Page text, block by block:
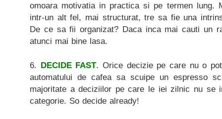
omoara motivatia in practica si pe termen lung.
intr-un alt fel, mai structurat, tre sa fie una
De ce sa fii organizat? Daca inca mai cauti un
atunci mai bine lasa.
6. DECIDE FAST. Orice decizie pe care nu o
automatului de cafea sa scuipe un espresso
majoritate a deciziilor pe care le iei zilnic nu se
categorie. So decide already!